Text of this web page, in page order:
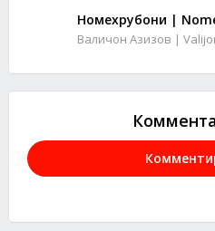
Номехрубони |
Валичон Азизов |